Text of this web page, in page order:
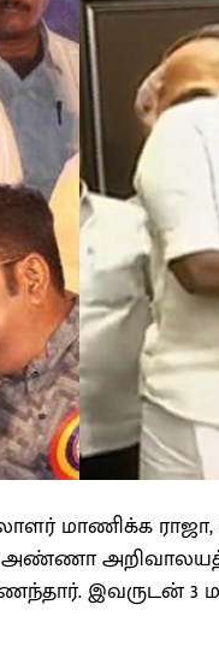
மாணிக்க ராஜா,
இவருடன் 3